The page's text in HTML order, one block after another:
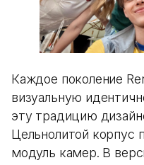
Каждое поколение
визуальную
эту традицию
Цельнолитой корпус
модуль камер. В